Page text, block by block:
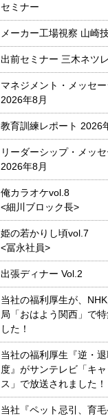
セミナー
メーカー工場視察 山崎
出前セミナー 三木ネツ
マネジメント・メッセー
2026年8月
教育訓練レポート 2026
リーダーシップ・メッ
2026年8月
俺カラオケvol.8
<細川ブロック長>
姫の若かりし頃vol.7
<冨永社員>
出張ディナー Vol.2
当社の福利厚生が、
局「おはよう関西」で特
した！
当社の福利厚生『逆・退
度』がサンテレビ「キ
ス」で放送されました！
当社『ペット忌引、育